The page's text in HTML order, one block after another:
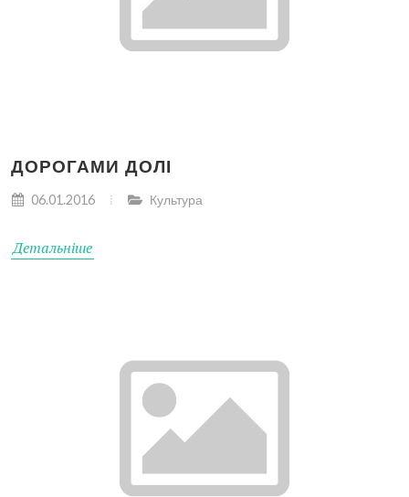
ДОРОГАМИ ДОЛІ
06.01.2016 Культура
Детальніше